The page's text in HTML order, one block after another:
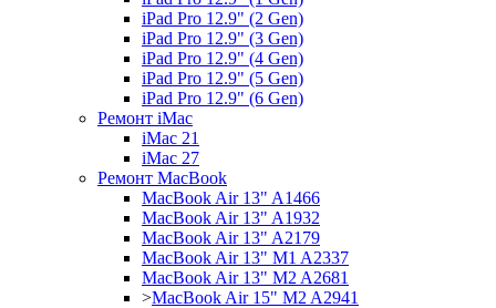
iPad Pro 12.9" (2 Gen)
iPad Pro 12.9" (3 Gen)
iPad Pro 12.9" (4 Gen)
iPad Pro 12.9" (5 Gen)
iPad Pro 12.9" (6 Gen)
Ремонт iMac
iMac 21
iMac 27
Ремонт MacBook
MacBook Air 13" A1466
MacBook Air 13" A1932
MacBook Air 13" A2179
MacBook Air 13" M1 A2337
MacBook Air 13" M2 A2681
>MacBook Air 15" M2 A2941